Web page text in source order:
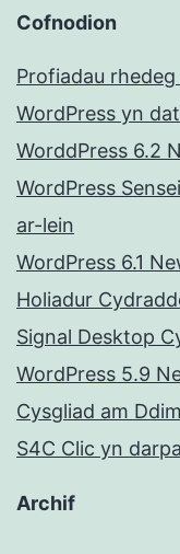
Cofnodion
Profiadau
WordPress yn
WorddPress 6.2
WordPress
ar-lein
WordPress 6.1
Holiadur
Signal Desktop
WordPress 5.9
Cysgliad am Ddim
S4C Clic yn
Archif